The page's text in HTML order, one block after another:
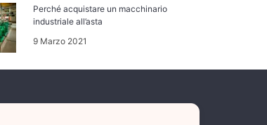
Perché acquistare un macchinario
industriale all’asta
9 Marzo 2021